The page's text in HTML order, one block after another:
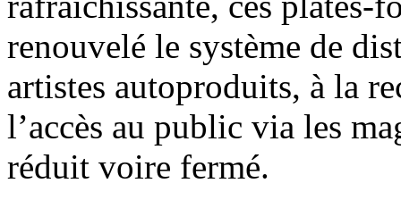
renouvelé le système de
artistes autoproduits, à la
l’accès au public via les
réduit voire fermé.